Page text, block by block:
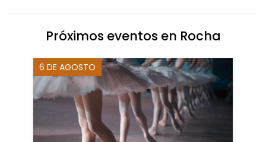
Próximos eventos en Rocha
6 DE AGOSTO